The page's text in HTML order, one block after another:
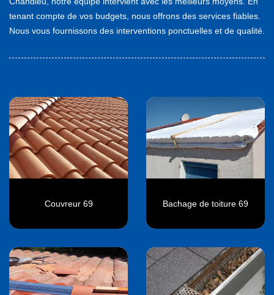
tenant compte de vos budgets, nous offrons des services fiables.
Nous vous fournissons des interventions ponctuelles et de qualité.
Couvreur 69 Bachage de toiture 69